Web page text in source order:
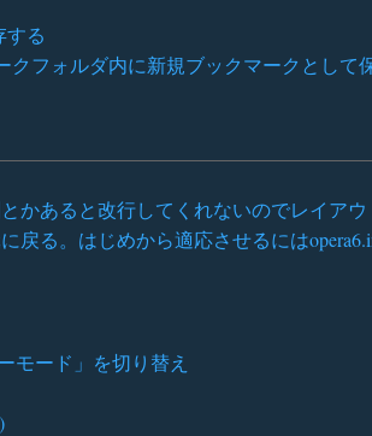
する
クフォルダ内に新規ブックマークとして
かあると改行してくれないのでレイア
戻る。はじめから適応させるには
モード」を切り替え